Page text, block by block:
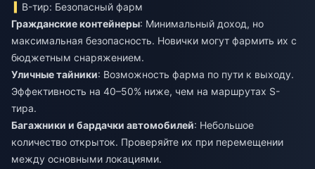
B-тир: Безопасный фарм
Гражданские контейнеры: Минимальный доход, но
максимальная безопасность. Новички могут фармить их с
бюджетным снаряжением.
Уличные тайники: Возможность фарма по пути к выходу.
Эффективность на 40–50% ниже, чем на маршрутах S-
тира.
Багажники и бардачки автомобилей: Небольшое
количество открыток. Проверяйте их при перемещении
между основными локациями.